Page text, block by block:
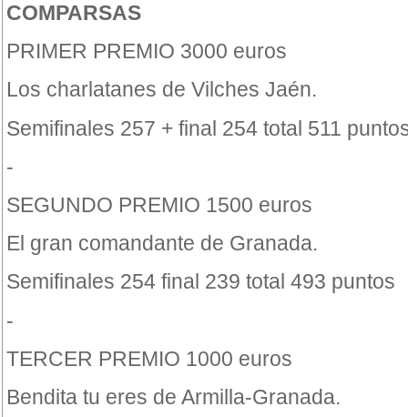
COMPARSAS
PRIMER PREMIO 3000 euros
Los charlatanes de Vilches Jaén.
Semifinales 257 + final 254 total 511
-
SEGUNDO PREMIO 1500 euros
El gran comandante de Granada.
Semifinales 254 final 239 total 493 puntos
-
TERCER PREMIO 1000 euros
Bendita tu eres de Armilla-Granada.